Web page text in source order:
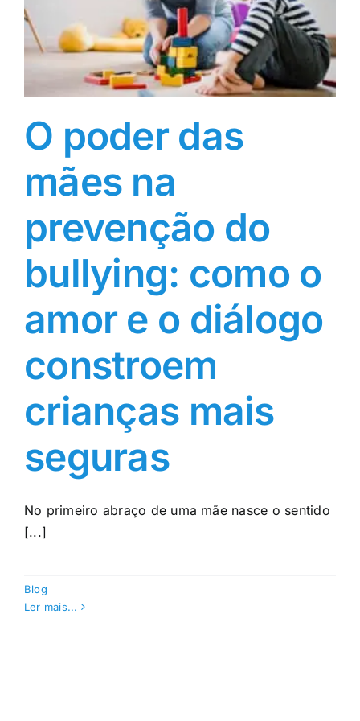
O poder das
mães na
prevenção do
bullying: como o
amor e o diálogo
constroem
crianças mais
seguras
No primeiro abraço de uma mãe nasce o sentido
[...]
Blog
Ler mais...